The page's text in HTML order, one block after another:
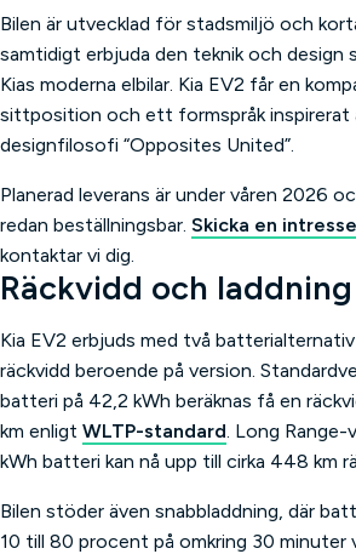
Bilen är utvecklad för stadsmiljö och
samtidigt erbjuda den teknik och design
Kias moderna elbilar. Kia EV2 får en
sittposition och ett formspråk inspirerat
designfilosofi “Opposites United”.
Planerad leverans är under våren 2026
redan beställningsbar. Skicka en
kontaktar vi dig.
Räckvidd och laddning
Kia EV2 erbjuds med två
räckvidd beroende på version.
batteri på 42,2 kWh beräknas få en
km enligt WLTP-standard. Long Range-
kWh batteri kan nå upp till cirka 448 km
Bilen stöder även snabbladdning, där
10 till 80 procent på omkring 30 minuter